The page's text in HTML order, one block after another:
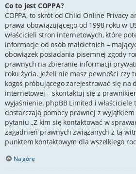
Co to jest COPPA?
COPPA, to skrót od Child Online Privacy
prawa obowiązującego od 1998 roku w
właścicieli stron internetowych, które
informacje od osób małoletnich –
obowiązek posiadania pisemnej zgody
prawnych na zbieranie informacji
roku życia. Jeżeli nie masz pewności czy
kogoś próbującego zarejestrować się na
internetowej – skontaktuj się z
wyjaśnienie. phpBB Limited i właściciele
dostarczają pomocy prawnej z
pytaniu „Z kim się kontaktować w
zagadnień prawnych związanych z tą
punktem kontaktowym dla wszelkiego
Na górę